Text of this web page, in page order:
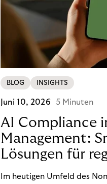
BLOG INSIGHTS
Juni 10, 2026 5 Minuten
AI Compliance
Management:
Lösungen für
Sicherheit
Im heutigen Umfeld des